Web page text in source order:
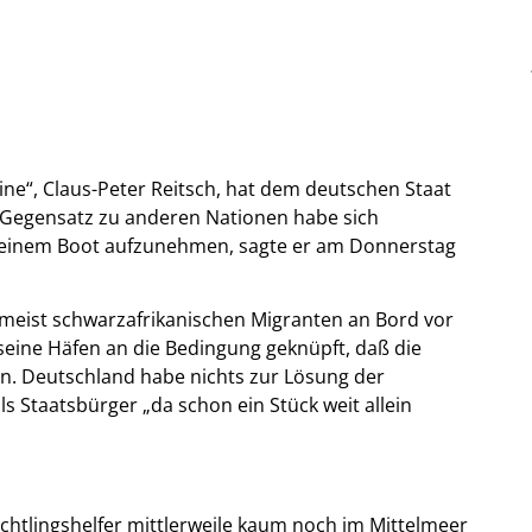
Claus-Peter Reitsch, hat dem deutschen Staat
zu anderen Nationen habe sich
Boot aufzunehmen, sagte er am Donnerstag
schwarzafrikanischen Migranten an Bord vor
Häfen an die Bedingung geknüpft, daß die
Deutschland habe nichts zur Lösung der
Staatsbürger „da schon ein Stück weit allein
mittlerweile kaum noch im Mittelmeer